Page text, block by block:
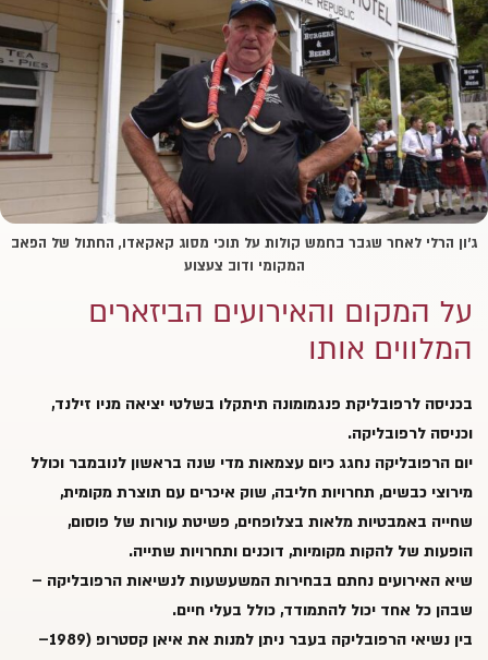
ג'ון הרלי לאחר שגבר בחמש קולות על תוכי מסוג קאקאדו, החתול של הפאב
המקומי ודוב צעצוע
על המקום והאירועים הביזארים
המלווים אותו
בכניסה לרפובליקת פנגמומונה תיתקלו בשלטי יציאה מניו זילנד,
וכניסה לרפובליקה.
יום הרפובליקה נחגג כיום עצמאות מדי שנה בראשון לנובמבר וכולל
מירוצי כבשים, תחרויות חליבה, שוק איכרים עם תוצרת מקומית,
שחייה באמבטיות מלאות בצלופחים, פשיטת עורות של פוסום,
הופעות של להקות מקומיות, דוכנים ותחרויות שתייה.
שיא האירועים נחתם בבחירות המשעשעות לנשיאות הרפובליקה –
שבהן כל אחד יכול להתמודד, כולל בעלי חיים.
בין נשיאי הרפובליקה בעבר ניתן למנות את איאן קסטרופ (1989–